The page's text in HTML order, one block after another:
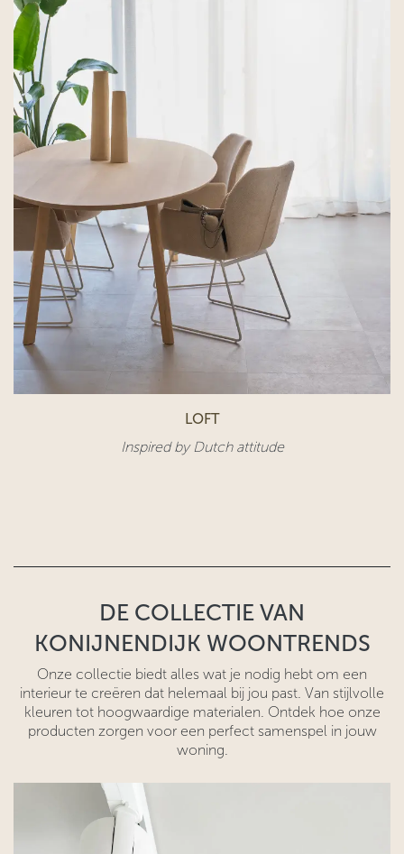
LOFT
Inspired by Dutch attitude​
DE COLLECTIE VAN
KONIJNENDIJK WOONTRENDS
Onze collectie biedt alles wat je nodig hebt om een
interieur te creëren dat helemaal bij jou past. Van stijlvolle
kleuren tot hoogwaardige materialen. Ontdek hoe onze
producten zorgen voor een perfect samenspel in jouw
woning.